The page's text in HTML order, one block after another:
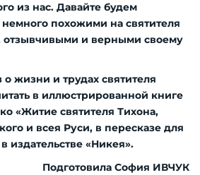
из нас. Давайте будем
немного похожими на святителя
и верными своему
жизни и трудах святителя
в иллюстрированной книге
«Житие святителя Тихона,
и всея Руси, в пересказе для
«Никея».
Подготовила София ИВЧУК